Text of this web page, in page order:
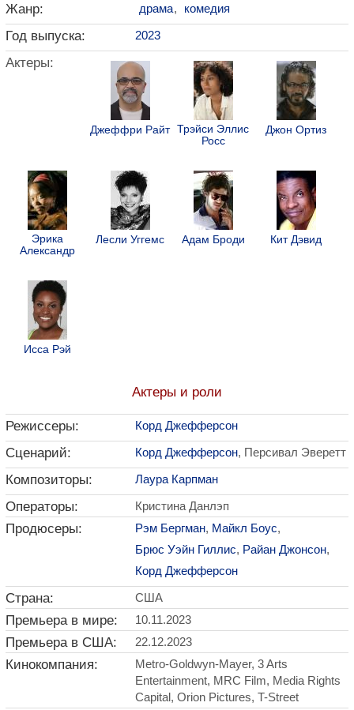
Жанр: драма, комедия
Год выпуска: 2023
Актеры:
Джеффри Райт Трэйси Эллис
Росс
Джон Ортиз
Эрика
Александр
Лесли Уггемс Адам Броди Кит Дэвид
Исса Рэй
Актеры и роли
Режиссеры: Корд Джефферсон
Сценарий: Корд Джефферсон, Персивал Эверетт
Композиторы: Лаура Карпман
Операторы: Кристина Данлэп
Продюсеры: Рэм Бергман, Майкл Боус,
Брюс Уэйн Гиллис, Райан Джонсон,
Корд Джефферсон
Страна: США
Премьера в мире: 10.11.2023
Премьера в США: 22.12.2023
Кинокомпания:
Metro-Goldwyn-Mayer, 3 Arts
Entertainment, MRC Film, Media Rights
Capital, Orion Pictures, T-Street